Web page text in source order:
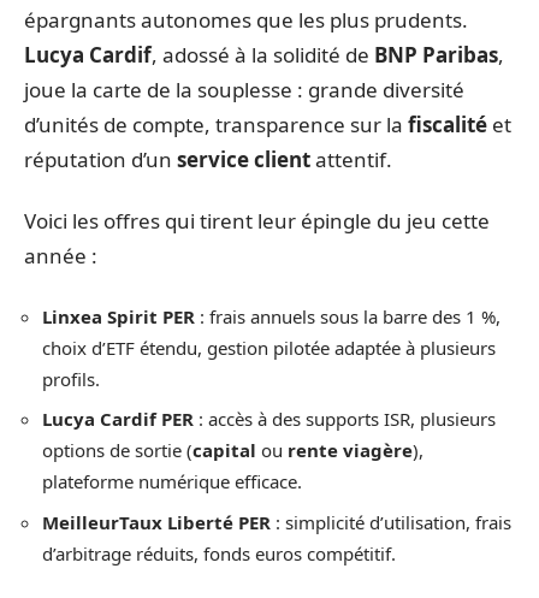
épargnants autonomes que les plus prudents.
Lucya Cardif, adossé à la solidité de BNP Paribas,
joue la carte de la souplesse : grande diversité
d’unités de compte, transparence sur la fiscalité et
réputation d’un service clientattentif.
Voici les offres qui tirent leur épingle du jeu cette
année :
Linxea Spirit PER : frais annuels sous la barre des 1 %,
choix d’ETF étendu, gestion pilotée adaptée à plusieurs
profils.
Lucya Cardif PER : accès à des supports ISR, plusieurs
options de sortie (capital ou rente viagère),
plateforme numérique efficace.
MeilleurTaux Liberté PER : simplicité d’utilisation, frais
d’arbitrage réduits, fonds euros compétitif.